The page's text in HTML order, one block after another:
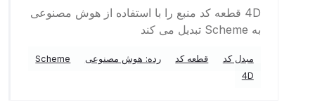
4D قطعه کد منبع را با استفاده از هوش مصنوعی
به Scheme تبدیل می کند
مبدل کد قطعه کد رده: هوش مصنوعی
Scheme
4D